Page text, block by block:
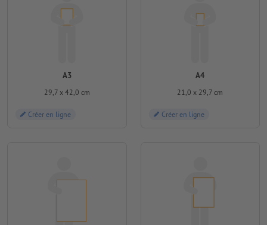
A3
29,7 x 42,0 cm
Créer en ligne
A4
21,0 x 29,7 cm
Créer en ligne